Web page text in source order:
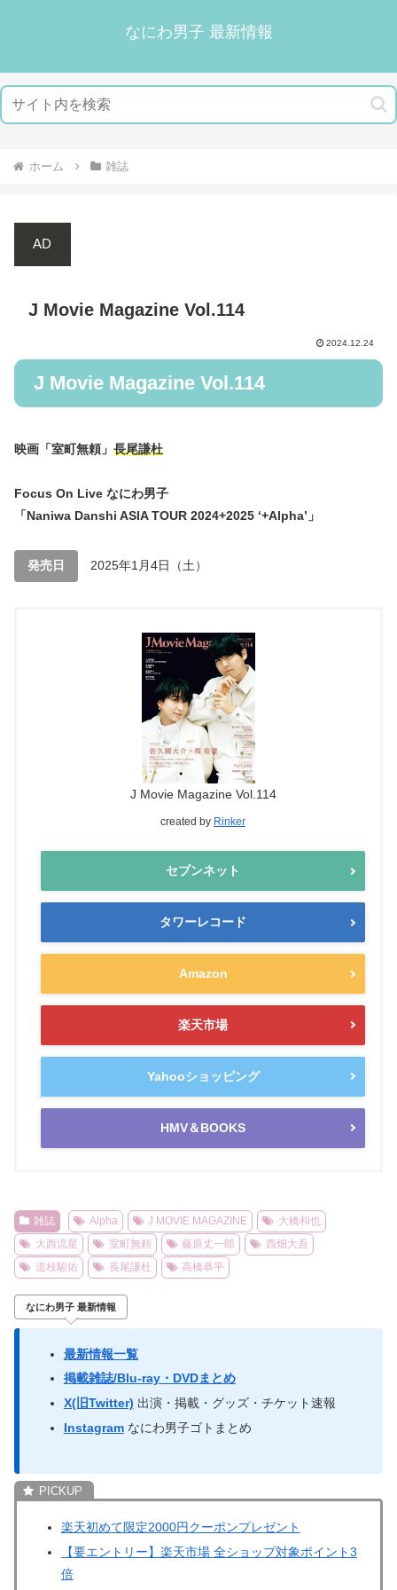
なにわ男子 最新情報
ホーム 雑誌
AD
J Movie Magazine Vol.114
2024.12.24
J Movie Magazine Vol.114
映画「室町無頼」 長尾謙杜
Focus On Live なにわ男子
「Naniwa Danshi ASIA TOUR 2024+2025 ‘+Alpha’」
発売日 2025年1月4日（土）
J Movie Magazine Vol.114
created by Rinker
セブンネット
タワーレコード
Amazon
楽天市場
Yahooショッピング
HMV＆BOOKS
雑誌 Alpha J MOVIE MAGAZINE
大橋和也
大西流星
室町無頼 藤原丈一郎
西畑大吾
道枝駿佑
長尾謙杜 高橋恭平
なにわ男子 最新情報
最新情報一覧
掲載雑誌/Blu-ray・DVDまとめ
X(旧Twitter) 出演・掲載・グッズ・チケット速報
Instagramなにわ男子ゴトまとめ
楽天初めて限定2000円クーポンプレゼント
【要エントリー】楽天市場 全ショップ対象ポイント3
倍